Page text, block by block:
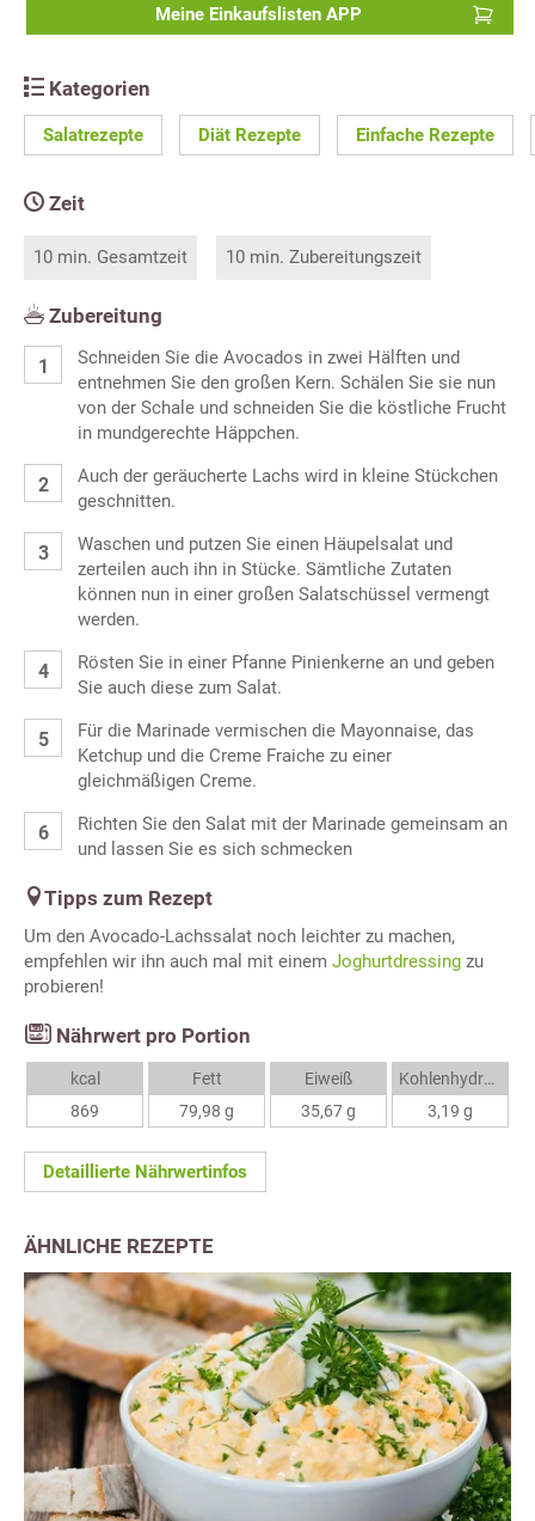
Meine Einkaufslisten APP
Kategorien
Salatrezepte Diät Rezepte Einfache Rezepte
Zeit
10 min. Gesamtzeit 10 min. Zubereitungszeit
Zubereitung
Schneiden Sie die Avocados in zwei Hälften und
entnehmen Sie den großen Kern. Schälen Sie sie nun
von der Schale und schneiden Sie die köstliche Frucht
in mundgerechte Häppchen.
Auch der geräucherte Lachs wird in kleine Stückchen
geschnitten.
Waschen und putzen Sie einen Häupelsalat und
zerteilen auch ihn in Stücke. Sämtliche Zutaten
können nun in einer großen Salatschüssel vermengt
werden.
Rösten Sie in einer Pfanne Pinienkerne an und geben
Sie auch diese zum Salat.
Für die Marinade vermischen die Mayonnaise, das
Ketchup und die Creme Fraiche zu einer
gleichmäßigen Creme.
Richten Sie den Salat mit der Marinade gemeinsam an
und lassen Sie es sich schmecken
Tipps zum Rezept
Um den Avocado-Lachssalat noch leichter zu machen,
empfehlen wir ihn auch mal mit einem Joghurtdressing zu
probieren!
Nährwert pro Portion
kcal
869
Fett
79,98 g
Eiweiß
35,67 g
Kohlenhydrate
3,19 g
Detaillierte Nährwertinfos
ÄHNLICHE REZEPTE